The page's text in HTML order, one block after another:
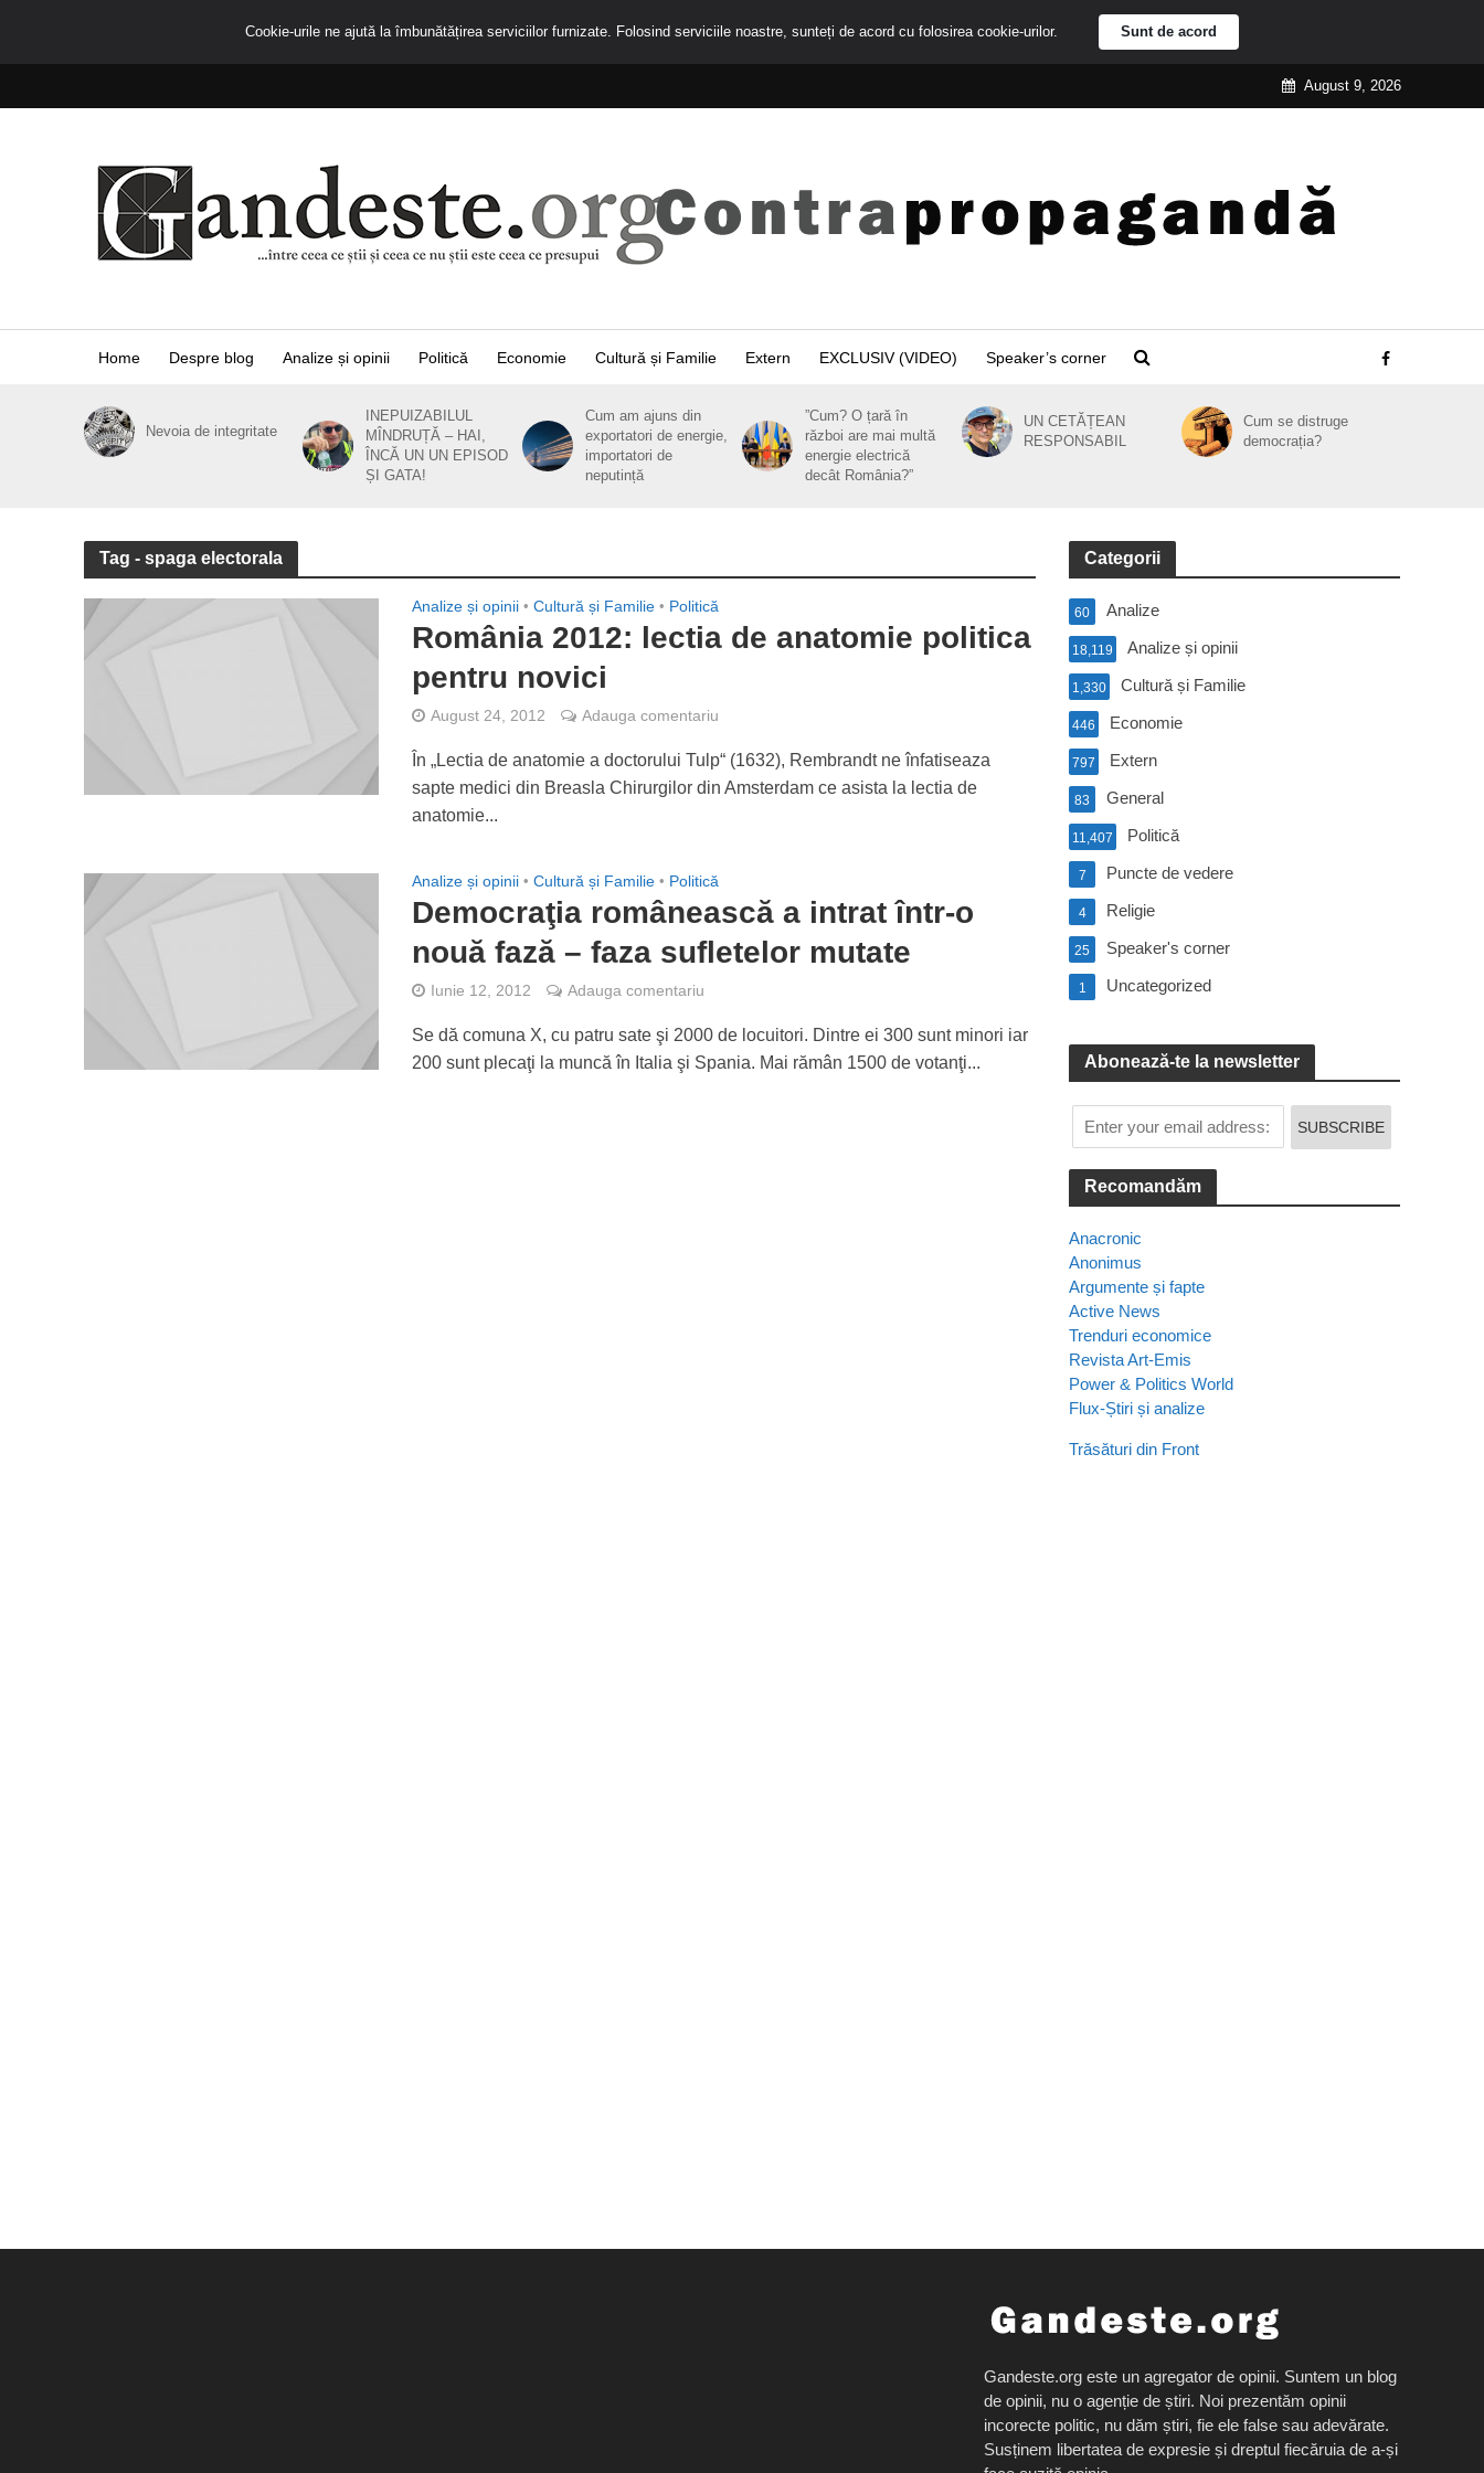
August 9, 2026
Home Despre blog Analize și opinii Politică Economie Cultură și Familie Extern EXCLUSIV (VIDEO) Speaker’s corner
Nevoia de integritate
INEPUIZABILUL
MÎNDRUȚĂ – HAI,
ÎNCĂ UN UN EPISOD
ȘI GATA!
Cum am ajuns din
exportatori de energie,
importatori de
neputință
”Cum? O țară în
război are mai multă
energie electrică
decât România?”
UN CETĂȚEAN
RESPONSABIL
Cum se distruge
democrația?
Tag - spaga electorala
Analize și opinii • Cultură și Familie • Politică
România 2012: lectia de anatomie politica
pentru novici
August 24, 2012 Adauga comentariu
În „Lectia de anatomie a doctorului Tulp“ (1632), Rembrandt ne înfatiseaza
sapte medici din Breasla Chirurgilor din Amsterdam ce asista la lectia de
anatomie...
Analize și opinii • Cultură și Familie • Politică
Democraţia românească a intrat într-o
nouă fază – faza sufletelor mutate
Iunie 12, 2012 Adauga comentariu
Se dă comuna X, cu patru sate şi 2000 de locuitori. Dintre ei 300 sunt minori iar
200 sunt plecaţi la muncă în Italia şi Spania. Mai rămân 1500 de votanţi...
Categorii
Analize
60
Analize și opinii
18,119
Cultură și Familie
1,330
Economie
446
Extern
797
General
83
Politică
11,407
Puncte de vedere
7
Religie
4
Speaker's corner
25
Uncategorized
1
Abonează-te la newsletter
Recomandăm
Anacronic
Anonimus
Argumente și fapte
Active News
Trenduri economice
Revista Art-Emis
Power & Politics World
Flux-Știri și analize
Trăsături din Front
Cookie-urile ne ajută la îmbunătățirea serviciilor furnizate. Folosind serviciile noastre, sunteți de acord cu folosirea cookie-urilor. Sunt de acord
Gandeste.org este un agregator de opinii. Suntem un blog
de opinii, nu o agenție de știri. Noi prezentăm opinii
incorecte politic, nu dăm știri, fie ele false sau adevărate.
Susținem libertatea de expresie și dreptul fiecăruia de a-și